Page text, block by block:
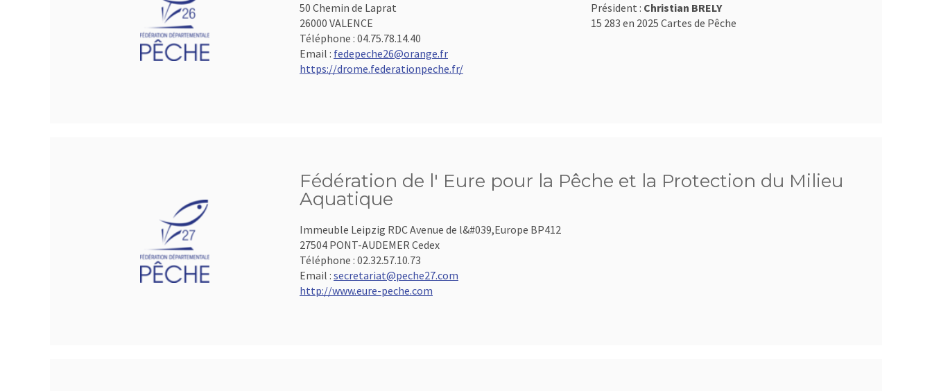
50 Chemin de Laprat
26000 VALENCE
Téléphone : 04.75.78.14.40
Email : fedepeche26@orange.fr
https://drome.federationpeche.fr/
Président : Christian BRELY
15 283 en 2025 Cartes de Pêche
Fédération de l' Eure pour la Pêche et la Protection du Milieu
Aquatique
Immeuble Leipzig RDC Avenue de l&#039,Europe BP412
27504 PONT-AUDEMER Cedex
Téléphone : 02.32.57.10.73
Email : secretariat@peche27.com
http://www.eure-peche.com